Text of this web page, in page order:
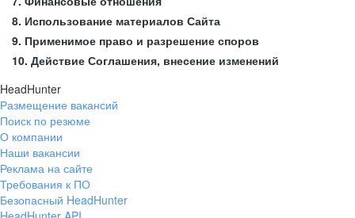
8. Использование материалов Сайта
9. Применимое право и разрешение споров
10. Действие Соглашения, внесение изменений
HeadHunter
Размещение вакансий
Поиск по резюме
О компании
Наши вакансии
Реклама на сайте
Требования к ПО
Безопасный HeadHunter